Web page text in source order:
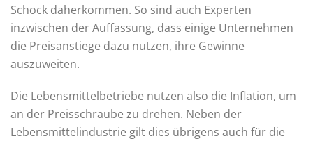
Schock daherkommen. So sind auch Experten
inzwischen der Auffassung, dass einige Unternehmen
die Preisanstiege dazu nutzen, ihre Gewinne
auszuweiten.
Die Lebensmittelbetriebe nutzen also die Inflation, um
an der Preisschraube zu drehen. Neben der
Lebensmittelindustrie gilt dies übrigens auch für die